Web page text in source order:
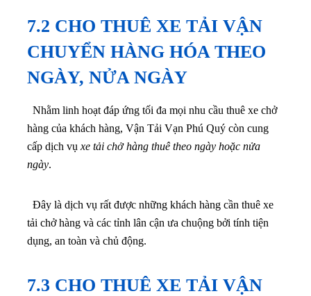
7.2 CHO THUÊ XE TẢI VẬN
CHUYỂN HÀNG HÓA THEO
NGÀY, NỬA NGÀY
Nhằm linh hoạt đáp ứng tối đa mọi nhu cầu thuê xe chở
hàng của khách hàng, Vận Tải Vạn Phú Quý còn cung
cấp dịch vụ xe tải chở hàng thuê theo ngày hoặc nửa
ngày.
Đây là dịch vụ rất được những khách hàng cần thuê xe
tải chở hàng và các tỉnh lân cận ưa chuộng bởi tính tiện
dụng, an toàn và chủ động.
7.3 CHO THUÊ XE TẢI VẬN